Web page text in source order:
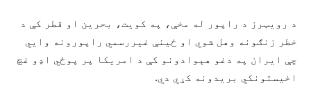
د رویټرز د راپور له مخې، په کویت، بحرین او قطر کې د
خطر زنګونه وهل شوي او ځینې غیررسمي راپورونه وایي
چې ایران په دغو هېوادونو کې د امریکا پر پوځي اډو غچ
اخیستونکي بریدونه کړي دي.